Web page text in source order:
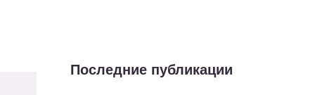
Последние публикации